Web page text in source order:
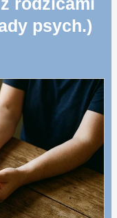
psych.)